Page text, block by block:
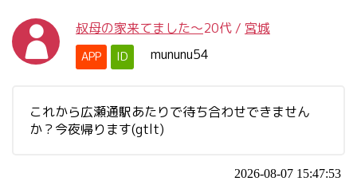
叔母の家来てました〜20代 / 宮城
APP ID mununu54
これから広瀬通駅あたりで待ち合わせできません
か？今夜帰ります(gtlt)
2026-08-07 15:47:53